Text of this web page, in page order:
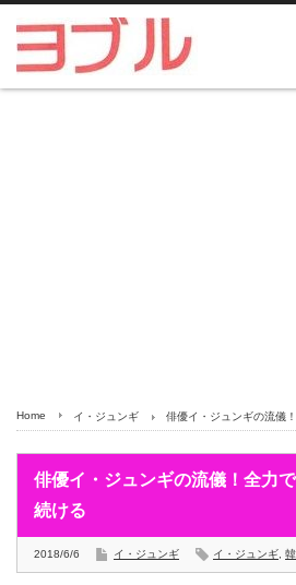
Home イ・ジュンギ 俳優イ・ジュンギの流儀
俳優イ・ジュンギの流儀！全力
続ける
2018/6/6 イ・ジュンギ イ・ジュンギ